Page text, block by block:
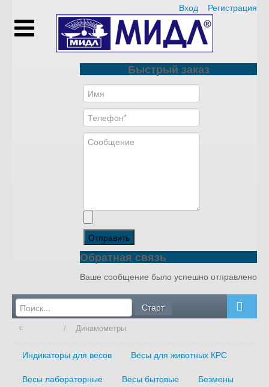
Вход Регистрация
Быстрый заказ
Отправить
Обратная связь
Ваше сообщение было успешно отправлено
Главная
О компании
Услуги
Блог
/ Динамометры
Индикаторы для весов Весы для животных КРС
Весы лабораторные Весы бытовые Безмены